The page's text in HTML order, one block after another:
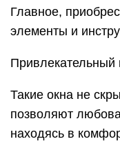
Главное,
элементы и
Такие окна не
позволяют
находясь в